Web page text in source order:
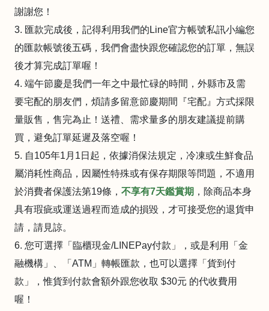
謝謝您！
3. 匯款完成後，記得利用我們的Line官方帳號私訊小編您
的匯款帳號後五碼，我們會盡快跟您確認您的訂單，無誤
後才算完成訂單喔！
4. 端午節慶是我們一年之中最忙碌的時間，外縣市及需
要宅配的朋友們，煩請多留意節慶期間『宅配』方式採限
量販售，售完為止！送禮、需求量多的朋友建議提前購
買，避免訂單延遲及落空喔！
5. 自105年1月1日起，依據消保法規定，冷凍或生鮮食品
屬消耗性商品，因屬性特殊或有保存期限等問題，不適用
於消費者保護法第19條， 不享有7天鑑賞期 ，除商品本身
具有瑕疵或運送過程而造成的損毀，才可接受您的退貨申
請，請見諒。
6. 您可選擇「臨櫃現金/LINEPay付款」，或是利用「金
融機構」、「ATM」轉帳匯款，也可以選擇「貨到付
款」，惟貨到付款會額外跟您收取 $30元 的代收費用
喔！